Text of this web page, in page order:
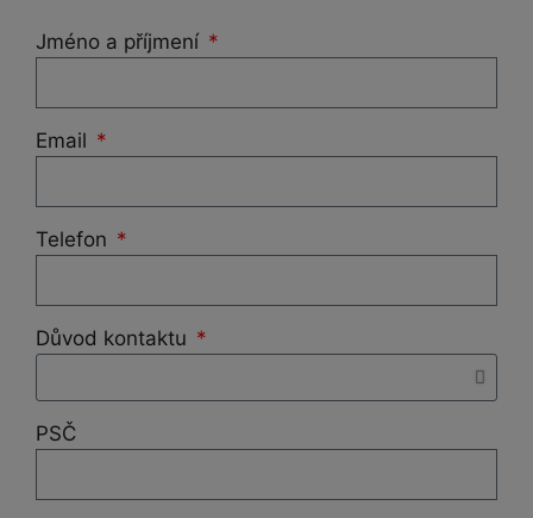
Jméno a příjmení
Email
Telefon
Důvod kontaktu
PSČ